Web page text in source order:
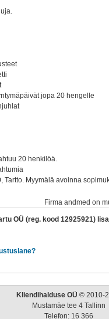
jopa 20 hengelle
20 henkilöä.
Tartto. Myymälä avoinna
Firma andmed on
OÜ (reg. kood 12925921)
Kliendihalduse OÜ © 2010-
Mustamäe tee 4 Tallinn
Telefon: 16 366